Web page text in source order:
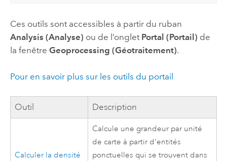
Ces outils sont accessibles à partir du ruban
Analysis (Analyse) ou de l’onglet Portal (Portail) de
la fenêtre Geoprocessing (Géotraitement).
Pour en savoir plus sur les outils du portail
Outil Description
Calculer la densité
Calcule une grandeur par unité
de carte à partir d'entités
ponctuelles qui se trouvent dans